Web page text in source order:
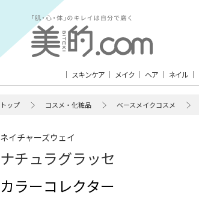
スキンケア メイク ヘア ネイル
トップ コスメ・化粧品 ベースメイクコスメ
ネイチャーズウェイ
ナチュラグラッセ
カラーコレクター